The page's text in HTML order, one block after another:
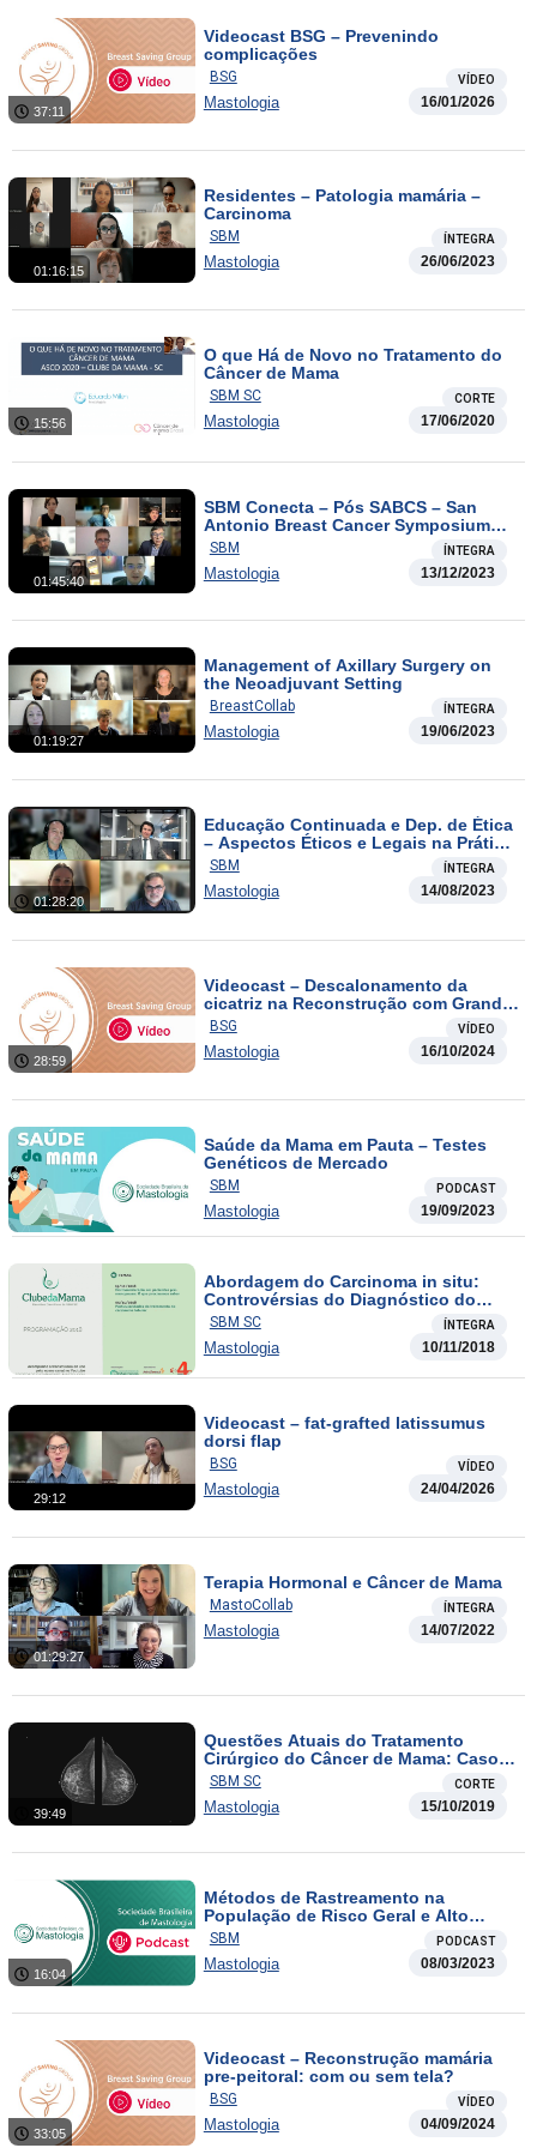
37:11
Videocast BSG – Prevenindo
complicações
BSG VÍDEO
Mastologia 16/01/2026
01:16:15
Residentes – Patologia mamária –
Carcinoma
SBM ÍNTEGRA
Mastologia 26/06/2023
15:56
O que Há de Novo no Tratamento do
Câncer de Mama
SBM SC CORTE
Mastologia 17/06/2020
01:45:40
SBM Conecta – Pós SABCS – San
Antonio Breast Cancer Symposium
2023
SBM ÍNTEGRA
Mastologia 13/12/2023
01:19:27
Management of Axillary Surgery on
the Neoadjuvant Setting
BreastCollab ÍNTEGRA
Mastologia 19/06/2023
01:28:20
Educação Continuada e Dep. de Ética
– Aspectos Éticos e Legais na Prática
Profissional – Aula 03
SBM ÍNTEGRA
Mastologia 14/08/2023
28:59
Videocast – Descalonamento da
cicatriz na Reconstrução com Grande
Dorsal
BSG VÍDEO
Mastologia 16/10/2024
Saúde da Mama em Pauta – Testes
Genéticos de Mercado
SBM PODCAST
Mastologia 19/09/2023
Abordagem do Carcinoma in situ:
Controvérsias do Diagnóstico do
Tratamento
SBM SC ÍNTEGRA
Mastologia 10/11/2018
29:12
Videocast – fat-grafted latissumus
dorsi flap
BSG VÍDEO
Mastologia 24/04/2026
01:29:27
Terapia Hormonal e Câncer de Mama
MastoCollab ÍNTEGRA
Mastologia 14/07/2022
39:49
Questões Atuais do Tratamento
Cirúrgico do Câncer de Mama: Caso
Clínico
SBM SC CORTE
Mastologia 15/10/2019
16:04
Métodos de Rastreamento na
População de Risco Geral e Alto
Risco | Mama Gênesis #01
SBM PODCAST
Mastologia 08/03/2023
33:05
Videocast – Reconstrução mamária
pre-peitoral: com ou sem tela?
BSG VÍDEO
Mastologia 04/09/2024